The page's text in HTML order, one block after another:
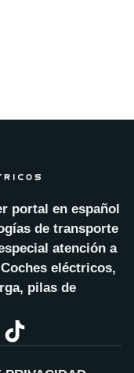
portal en español
de transporte
atención a
eléctricos,
pilas de